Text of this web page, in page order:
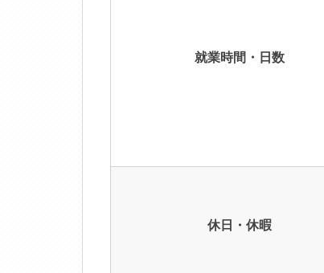
就業時間・日数
休日・休暇